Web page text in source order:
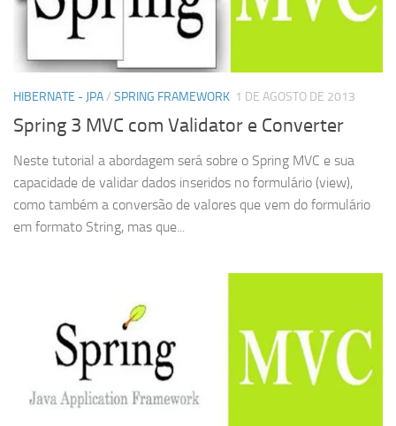
HIBERNATE - JPA/ SPRING FRAMEWORK 1 DE AGOSTO DE 2013
Spring 3 MVC com Validator e Converter
Neste tutorial a abordagem será sobre o Spring MVC e sua
capacidade de validar dados inseridos no formulário (view),
como também a conversão de valores que vem do formulário
em formato String, mas que...